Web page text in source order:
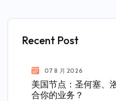
Recent Post
07 8 月 2026
美国节点：圣何塞、
合你的业务？